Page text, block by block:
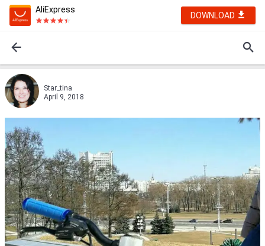
AliExpress
DOWNLOAD
Star_tina
April 9, 2018